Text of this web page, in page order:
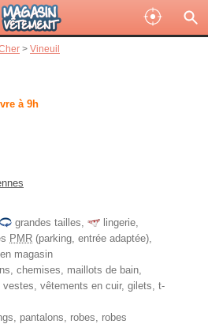
> Vineuil
à 9h
grandes tailles, lingerie,
PMR (parking, entrée adaptée),
magasin
chemises, maillots de bain,
vêtements en cuir, gilets, t-
pantalons, robes, robes